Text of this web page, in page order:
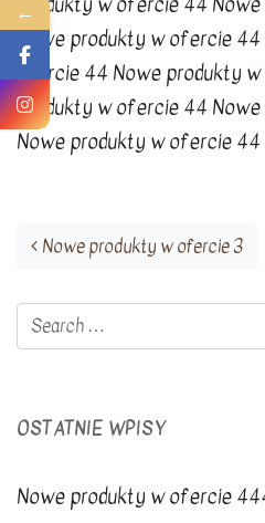
Nowe produkty w ofercie
ofercie 44 Nowe produkty
produkty w ofercie 44
Nowe produkty w ofercie 44
Nowe produkty w ofercie 3
OSTATNIE WPISY
Nowe produkty w ofercie
←